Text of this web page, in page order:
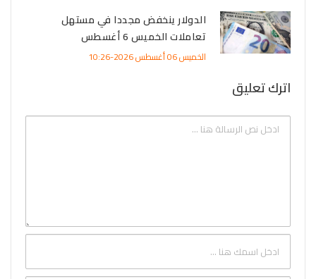
الدولار ينخفض مجددا في مستهل
تعاملات الخميس 6 أغسطس
الخميس 06 أغسطس 2026-10:26
اترك تعليق